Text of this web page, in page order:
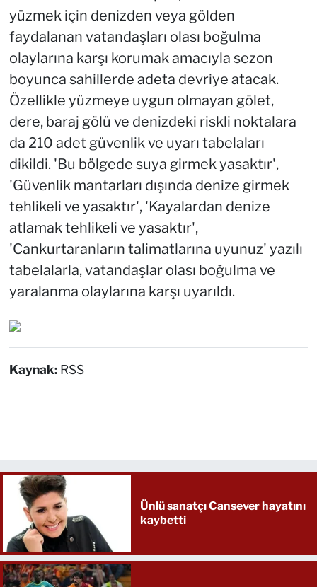
yüzmek için denizden veya gölden
faydalanan vatandaşları olası boğulma
olaylarına karşı korumak amacıyla sezon
boyunca sahillerde adeta devriye atacak.
Özellikle yüzmeye uygun olmayan gölet,
dere, baraj gölü ve denizdeki riskli noktalara
da 210 adet güvenlik ve uyarı tabelaları
dikildi. 'Bu bölgede suya girmek yasaktır',
'Güvenlik mantarları dışında denize girmek
tehlikeli ve yasaktır', 'Kayalardan denize
atlamak tehlikeli ve yasaktır',
'Cankurtaranların talimatlarına uyunuz' yazılı
tabelalarla, vatandaşlar olası boğulma ve
yaralanma olaylarına karşı uyarıldı.
Kaynak: RSS
Ünlü sanatçı Cansever hayatını
kaybetti